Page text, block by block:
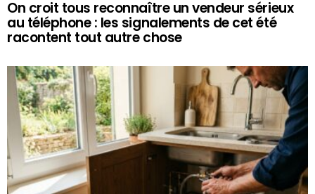
On croit tous reconnaître un vendeur sérieux
au téléphone : les signalements de cet été
racontent tout autre chose